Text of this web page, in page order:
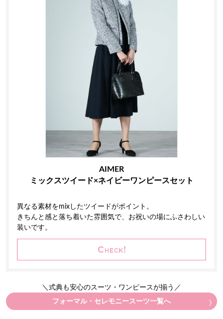
AIMER
ミックスツイード×ネイビーワンピースセット
異なる素材をmixしたツイードがポイント。
きちんと感と落ち着いた雰囲気で、お祝いの場にふさわしい
装いです。
＼式典も安心のスーツ・ワンピースが揃う／
フォーマル・セレモニースーツ一覧へ